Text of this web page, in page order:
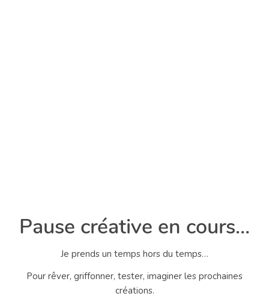
Pause créative en cours…
Je prends un temps hors du temps…
Pour rêver, griffonner, tester, imaginer les prochaines
créations.